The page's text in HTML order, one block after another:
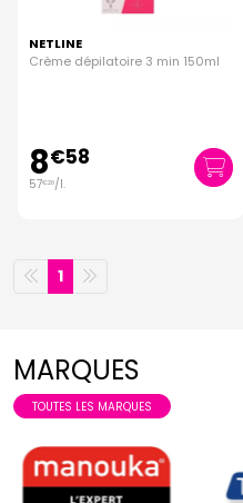
NETLINE
Crème dépilatoire 3 min 150ml
8€58
57€20/l.
1
MARQUES
TOUTES LES MARQUES